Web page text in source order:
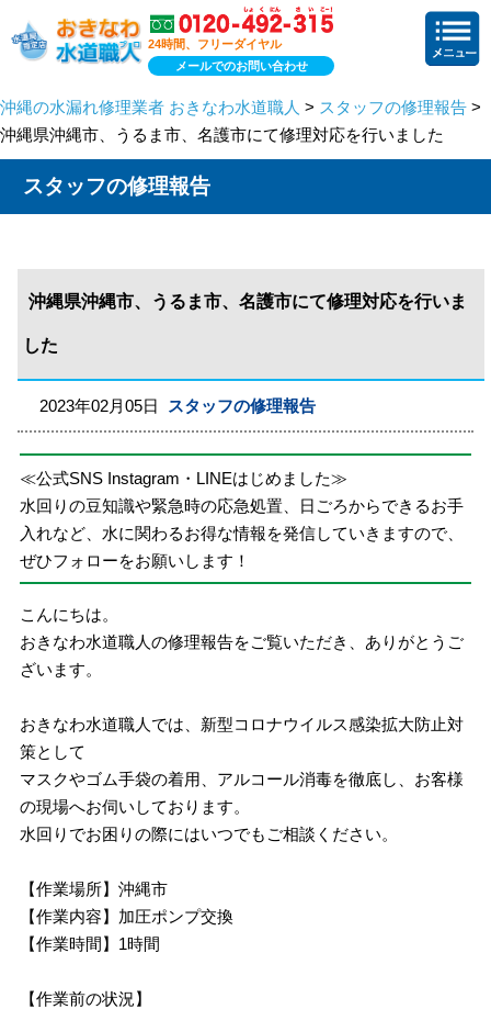
24時間、フリーダイヤル
メールでのお問い合わせ
沖縄の水漏れ修理業者 おきなわ水道職人 > スタッフの修理報告 >
沖縄県沖縄市、うるま市、名護市にて修理対応を行いました
スタッフの修理報告
沖縄県沖縄市、うるま市、名護市にて修理対応を行いま
した
2023年02月05日 スタッフの修理報告
≪公式SNS Instagram・LINEはじめました≫
水回りの豆知識や緊急時の応急処置、日ごろからできるお手
入れなど、水に関わるお得な情報を発信していきますので、
ぜひフォローをお願いします！
こんにちは。
おきなわ水道職人の修理報告をご覧いただき、ありがとうご
ざいます。
おきなわ水道職人では、新型コロナウイルス感染拡大防止対
策として
マスクやゴム手袋の着用、アルコール消毒を徹底し、お客様
の現場へお伺いしております。
水回りでお困りの際にはいつでもご相談ください。
【作業場所】沖縄市
【作業内容】加圧ポンプ交換
【作業時間】1時間
【作業前の状況】